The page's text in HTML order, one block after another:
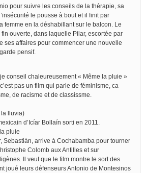
pour suivre les conseils de la thérapie, sa
le pousse à bout et il finit par
femme en la déshabillant sur le balcon. Le
ouverte, dans laquelle Pilar, escortée par
ses affaires pour commencer une nouvelle
pensif.
conseil chaleureusement « Même la pluie »
pas un film qui parle de féminisme, ca
de racisme et de classissme.
la lluvia)
d’Icíar Bollaín sorti en 2011.
Sebastián, arrive à Cochabamba pour tourner
Colomb aux Antilles et sur
Il veut que le film montre le sort des
joué leurs défenseurs Antonio de Montesinos